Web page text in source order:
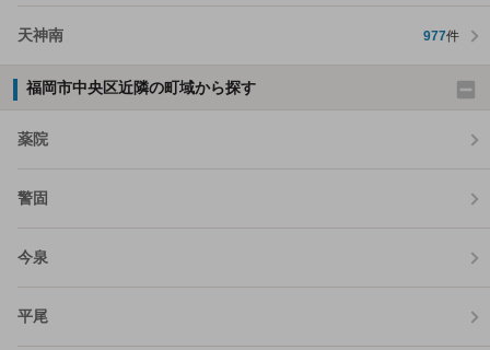
天神南 977件
福岡市中央区近隣の町域から探す
薬院
警固
今泉
平尾